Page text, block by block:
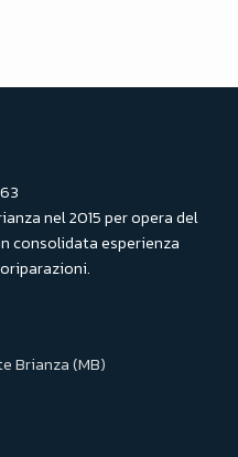
nel 2015 per opera del
consolidata esperienza
Brianza (MB)